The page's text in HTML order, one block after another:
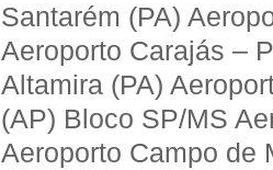
Santarém (PA)
Aeroporto Carajás –
Altamira (PA)
(AP) Bloco SP/MS
Aeroporto Campo de